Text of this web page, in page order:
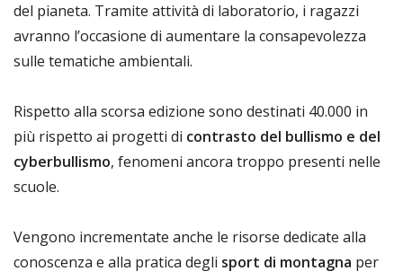
del pianeta. Tramite attività di laboratorio, i ragazzi
avranno l’occasione di aumentare la consapevolezza
sulle tematiche ambientali.
Rispetto alla scorsa edizione sono destinati 40.000 in
più rispetto ai progetti di contrasto del bullismo e del
cyberbullismo, fenomeni ancora troppo presenti nelle
scuole.
Vengono incrementate anche le risorse dedicate alla
conoscenza e alla pratica degli sport di montagna per